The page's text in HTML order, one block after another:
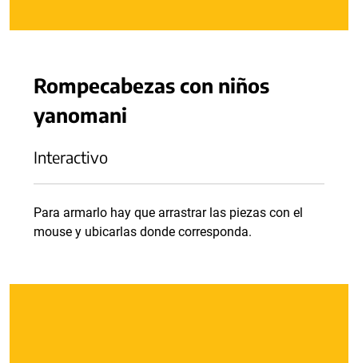
Rompecabezas con niños
yanomani
Interactivo
Para armarlo hay que arrastrar las piezas con el
mouse y ubicarlas donde corresponda.